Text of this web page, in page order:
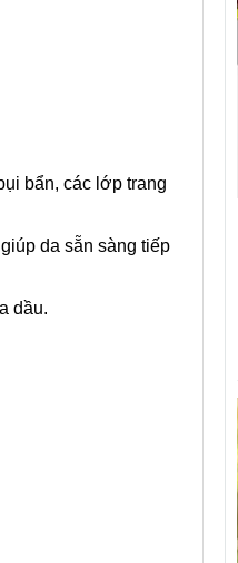
bẩn, các lớp trang
da sẵn sàng tiếp
dầu.